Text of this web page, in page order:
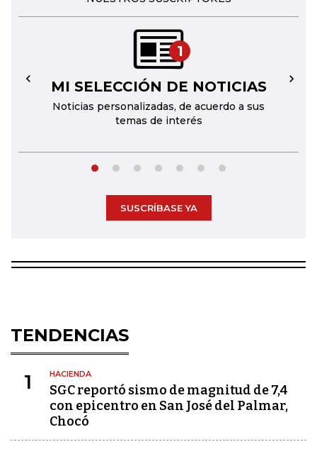
1
MI SELECCIÓN DE NOTICIAS
Noticias personalizadas, de acuerdo a sus
temas de interés
← →
SUSCRÍBASE YA
TENDENCIAS
1 HACIENDA
SGC reportó sismo de magnitud de 7,4
con epicentro en San José del Palmar,
Chocó